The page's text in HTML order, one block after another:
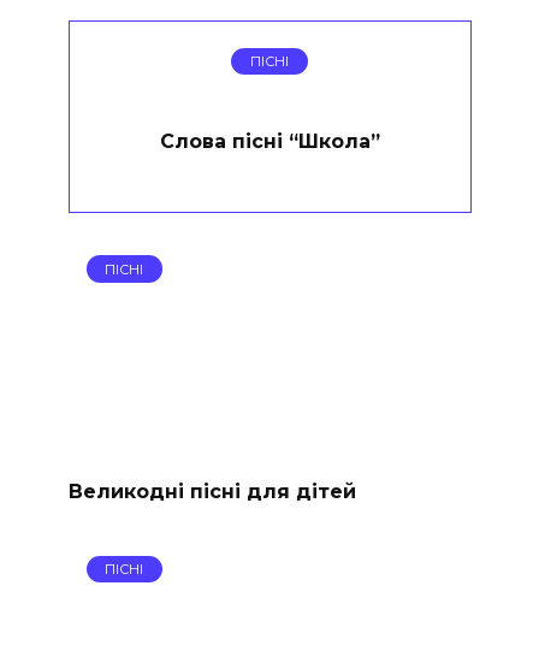
ПІСНІ
Слова пісні “Школа”
ПІСНІ
Великодні пісні для дітей
ПІСНІ